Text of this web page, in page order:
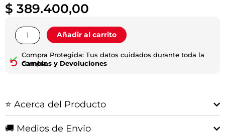
$ 389.400,00
Pastilla
De
Delantera
2015
|
Motor
Añadir al carrito
Compra Protegida: Tus datos cuidados durante toda la
compra.
Cambios y Devoluciones
⭐ Acerca del Producto
🚚 Medios de Envío